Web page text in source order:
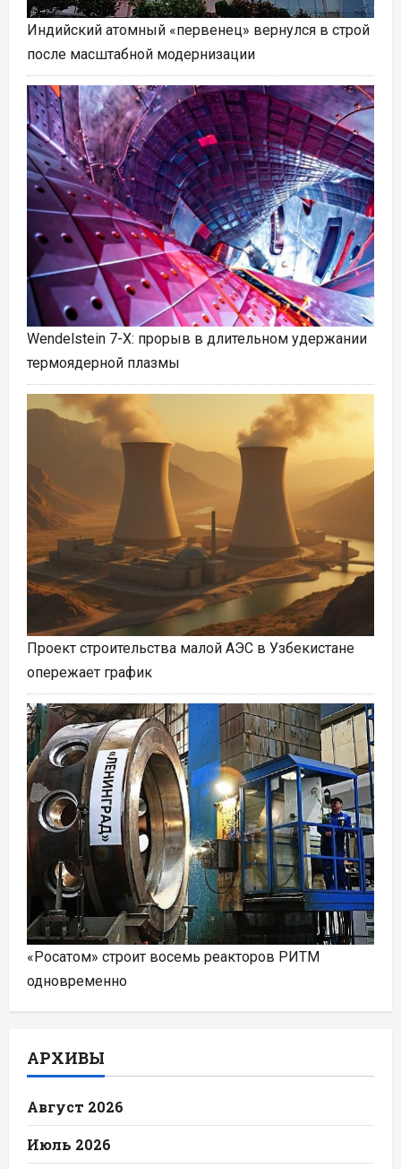
Индийский атомный «первенец» вернулся в строй
после масштабной модернизации
Wendelstein 7-X: прорыв в длительном удержании
термоядерной плазмы
Проект строительства малой АЭС в Узбекистане
опережает график
«Росатом» строит восемь реакторов РИТМ
одновременно
АРХИВЫ
Август 2026
Июль 2026